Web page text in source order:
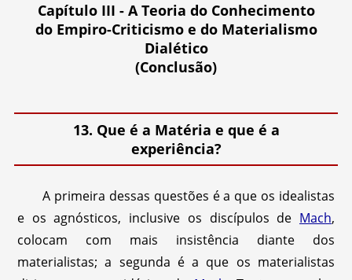
Capítulo III - A Teoria do Conhecimento
do Empiro-Criticismo e do Materialismo
Dialético
(Conclusão)
13. Que é a Matéria e que é a
experiência?
A primeira dessas questões é a que os idealistas
e os agnósticos, inclusive os discípulos de Mach,
colocam com mais insistência diante dos
materialistas; a segunda é a que os materialistas